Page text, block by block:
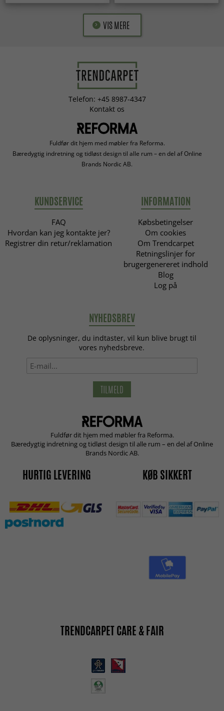
VIS MERE
Telefon: +45 8987-4347
Kontakt os
Fuldfør dit hjem med møbler fra Reforma.
Bæredygtig indretning og tidløst design til alle rum – en del af Online
Brands Nordic AB.
KUNDSERVICE
FAQ
Hvordan kan jeg kontakte jer?
Registrer din retur/reklamation
INFORMATION
Købsbetingelser
Om cookies
Om Trendcarpet
Retningslinjer for
brugergenereret indhold
Blog
Log på
NYHEDSBREV
De oplysninger, du indtaster, vil kun blive brugt til
vores nyhedsbreve.
TILMELD
Fuldfør dit hjem med møbler fra Reforma.
Bæredygtig indretning og tidløst design til alle rum – en del af Online
Brands Nordic AB.
HURTIG LEVERING KØB SIKKERT
TRENDCARPET CARE & FAIR